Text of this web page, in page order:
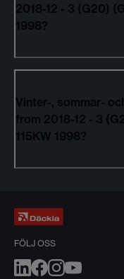
2018-12 - 3 (G20)
1998?
Vinter-, sommar-
from 2018-12 - 3
115KW 1998?
FÖLJ OSS